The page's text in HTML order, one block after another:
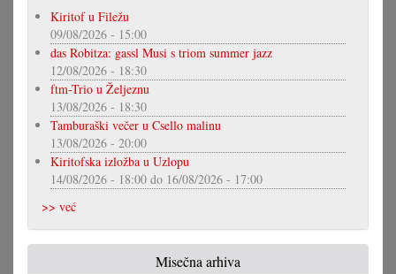
Kiritof u Filežu
09/08/2026 - 15:00
das Robitza: gassl Musi s triom summer jazz
12/08/2026 - 18:30
ftm-Trio u Željeznu
13/08/2026 - 18:30
Tamburaški večer u Csello malinu
13/08/2026 - 20:00
Kiritofska izložba u Uzlopu
14/08/2026 - 18:00 do 16/08/2026 - 17:00
>> već
Misečna arhiva